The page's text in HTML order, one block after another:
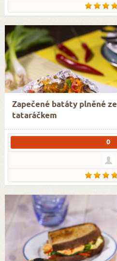
Zapečené batáty plněné
tataráčkem
0